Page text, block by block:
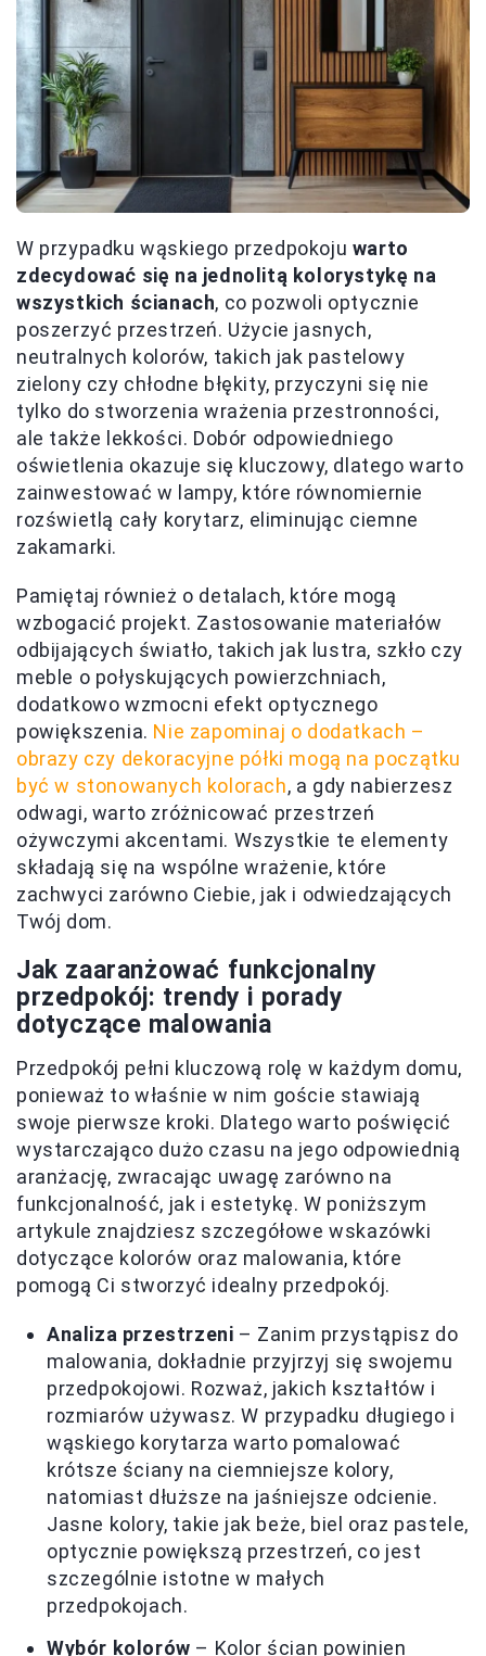
W przypadku wąskiego przedpokoju warto
zdecydować się na jednolitą kolorystykę na
wszystkich ścianach, co pozwoli optycznie
poszerzyć przestrzeń. Użycie jasnych,
neutralnych kolorów, takich jak pastelowy
zielony czy chłodne błękity, przyczyni się nie
tylko do stworzenia wrażenia przestronności,
ale także lekkości. Dobór odpowiedniego
oświetlenia okazuje się kluczowy, dlatego warto
zainwestować w lampy, które równomiernie
rozświetlą cały korytarz, eliminując ciemne
zakamarki.
Pamiętaj również o detalach, które mogą
wzbogacić projekt. Zastosowanie materiałów
odbijających światło, takich jak lustra, szkło czy
meble o połyskujących powierzchniach,
dodatkowo wzmocni efekt optycznego
powiększenia. Nie zapominaj o dodatkach –
obrazy czy dekoracyjne półki mogą na początku
być w stonowanych kolorach, a gdy nabierzesz
odwagi, warto zróżnicować przestrzeń
ożywczymi akcentami. Wszystkie te elementy
składają się na wspólne wrażenie, które
zachwyci zarówno Ciebie, jak i odwiedzających
Twój dom.
Jak zaaranżować funkcjonalny
przedpokój: trendy i porady
dotyczące malowania
Przedpokój pełni kluczową rolę w każdym domu,
ponieważ to właśnie w nim goście stawiają
swoje pierwsze kroki. Dlatego warto poświęcić
wystarczająco dużo czasu na jego odpowiednią
aranżację, zwracając uwagę zarówno na
funkcjonalność, jak i estetykę. W poniższym
artykule znajdziesz szczegółowe wskazówki
dotyczące kolorów oraz malowania, które
pomogą Ci stworzyć idealny przedpokój.
Analiza przestrzeni – Zanim przystąpisz do
malowania, dokładnie przyjrzyj się swojemu
przedpokojowi. Rozważ, jakich kształtów i
rozmiarów używasz. W przypadku długiego i
wąskiego korytarza warto pomalować
krótsze ściany na ciemniejsze kolory,
natomiast dłuższe na jaśniejsze odcienie.
Jasne kolory, takie jak beże, biel oraz pastele,
optycznie powiększą przestrzeń, co jest
szczególnie istotne w małych
przedpokojach.
Wybór kolorów – Kolor ścian powinien